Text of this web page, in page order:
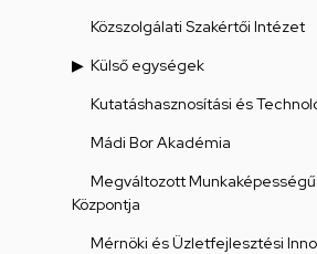
Közszolgálati Szakértői Intézet
Külső egységek
Kutatáshasznosítási és
Mádi Bor Akadémia
Megváltozott
Központja
Mérnöki és Üzletfejlesztési